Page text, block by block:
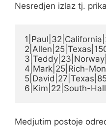
Nesredjen izlaz tj.
4|Mark|25|Rich-
6|Kim|22|South-
Medjutim postoje